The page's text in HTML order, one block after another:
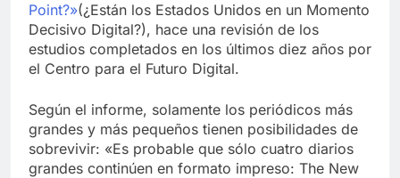
Point?»(¿Están los Estados Unidos en un Momento
Decisivo Digital?), hace una revisión de los
estudios completados en los últimos diez años por
el Centro para el Futuro Digital.
Según el informe, solamente los periódicos más
grandes y más pequeños tienen posibilidades de
sobrevivir: «Es probable que sólo cuatro diarios
grandes continúen en formato impreso: The New